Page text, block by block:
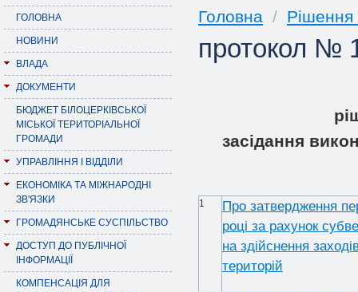
ГОЛОВНА
НОВИНИ
ВЛАДА
ДОКУМЕНТИ
БЮДЖЕТ БІЛОЦЕРКІВСЬКОЇ
МІСЬКОЇ ТЕРИТОРІАЛЬНОЇ
ГРОМАДИ
УПРАВЛІННЯ І ВІДДІЛИ
ЕКОНОМІКА ТА МІЖНАРОДНІ
ЗВ'ЯЗКИ
ГРОМАДЯНСЬКЕ СУСПІЛЬСТВО
ДОСТУП ДО ПУБЛІЧНОЇ
ІНФОРМАЦІЇ
КОМПЕНСАЦІЯ ДЛЯ
Головна / Рішення
протокол №
засiдання
1
Про затвердження
році за рахунок
на здійснення
територій